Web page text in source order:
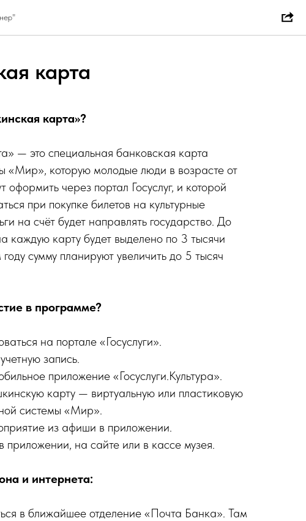
карта
карта»?
— это специальная банковская карта
«Мир», которую молодые люди в возрасте от
оформить через портал Госуслуг, и которой
при покупке билетов на культурные
на счёт будет направлять государство. До
каждую карту будет выделено по 3 тысячи
сумму планируют увеличить до 5 тысяч
в программе?
на портале «Госуслуги».
запись.
приложение «Госуслуги.Культура».
карту — виртуальную или пластиковую
системы «Мир».
из афиши в приложении.
приложении, на сайте или в кассе музея.
и интернета:
в ближайшее отделение «Почта Банка». Там